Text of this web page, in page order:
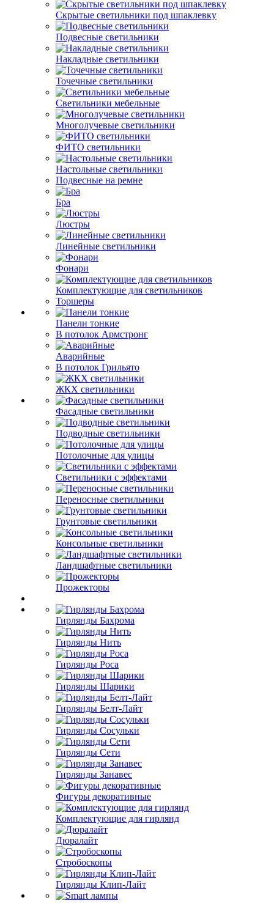
Скрытые светильники под шпаклевку
Подвесные светильники
Накладные светильники
Точечные светильники
Светильники мебельные
Многолучевые светильники
ФИТО светильники
Настольные светильники
Подвесные на ремне
Бра
Люстры
Линейные светильники
Фонари
Комплектующие для светильников
Торшеры
Панели тонкие
В потолок Армстронг
Аварийные
В потолок Грильято
ЖКХ светильники
Фасадные светильники
Подводные светильники
Потолочные для улицы
Светильники с эффектами
Переносные светильники
Грунтовые светильники
Консольные светильники
Ландшафтные светильники
Прожекторы
Гирлянды Бахрома
Гирлянды Нить
Гирлянды Роса
Гирлянды Шарики
Гирлянды Белт-Лайт
Гирлянды Сосульки
Гирлянды Сети
Гирлянды Занавес
Фигуры декоративные
Комплектующие для гирлянд
Дюралайт
Стробоскопы
Гирлянды Клип-Лайт